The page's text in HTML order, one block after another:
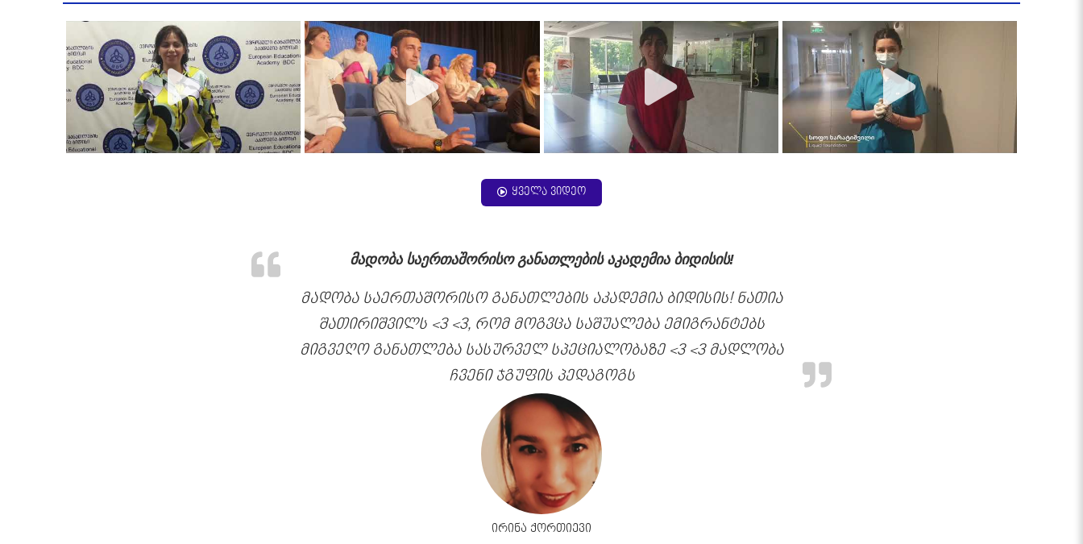
ყველა ვიდეო
მადობა საერთაშორისო განათლების აკადემია ბიდისის!
მადობა საერთაშორისო განათლების აკადემია ბიდისის! ნათია
შათირიშვილს <3 <3, რომ მოგვცა საშუალება ემიგრანტებს
მიგვეღო განათლება სასურველ სპეციალობაზე <3 <3 მადლობა
ჩვენი ჯგუფის პედაგოგს
ირინა ქორთიევი